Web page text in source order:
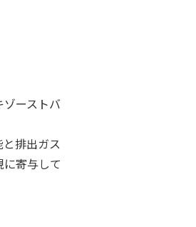
ーストバ
排出ガス
寄与して